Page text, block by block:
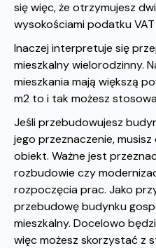
się więc, że otrzymujesz
wysokościami podatku VAT
Inaczej interpretuje się
mieszkalny wielorodzinny.
mieszkania mają większą
m2 to i tak możesz
Jeśli przebudowujesz
jego przeznaczenie,
obiekt. Ważne jest
rozbudowie czy
rozpoczęcia prac. Jako
przebudowę budynku
mieszkalny. Docelowo
więc możesz skorzystać z